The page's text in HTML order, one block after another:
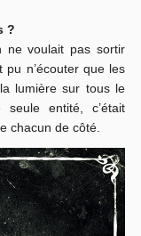
?
ne voulait pas sortir
pu n’écouter que les
lumière sur tous le
entité, c’était
chacun de côté.